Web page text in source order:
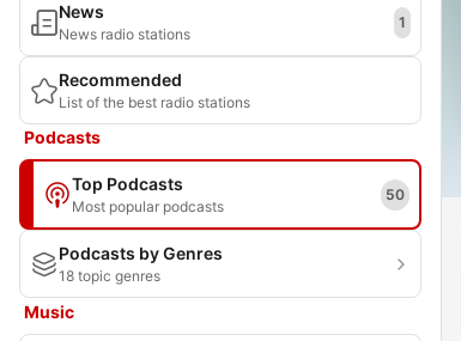
News
News radio stations
1
Recommended
List of the best radio stations
Podcasts
Top Podcasts
Most popular podcasts
50
Podcasts by Genres
18 topic genres
Music